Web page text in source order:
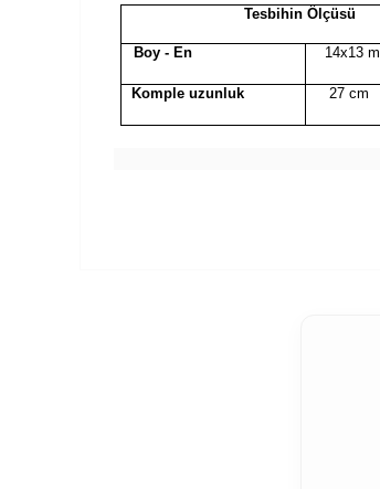
Tesbihin Ölçüsü
Boy - En 14x13
Komple uzunluk 27 cm